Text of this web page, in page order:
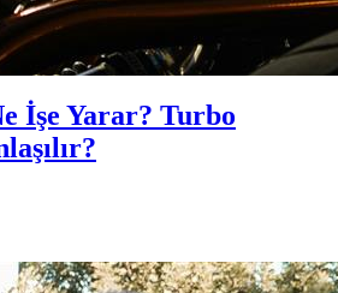
İşe Yarar? Turbo